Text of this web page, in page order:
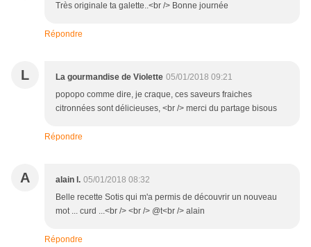
Très originale ta galette..<br /> Bonne journée
Répondre
L La gourmandise de Violette 05/01/2018 09:21
popopo comme dire, je craque, ces saveurs fraiches
citronnées sont délicieuses, <br /> merci du partage bisous
Répondre
A alain l. 05/01/2018 08:32
Belle recette Sotis qui m'a permis de découvrir un nouveau
mot ... curd ...<br /> <br /> @t<br /> alain
Répondre